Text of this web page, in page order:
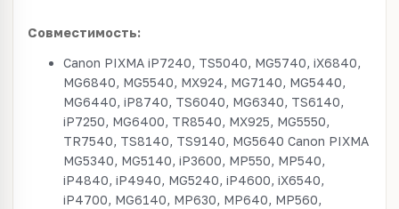
Совместимость:
Canon PIXMA iP7240, TS5040, MG5740, iX6840,
MG6840, MG5540, MX924, MG7140, MG5440,
MG6440, iP8740, TS6040, MG6340, TS6140,
iP7250, MG6400, TR8540, MX925, MG5550,
TR7540, TS8140, TS9140, MG5640 Canon PIXMA
MG5340, MG5140, iP3600, MP550, MP540,
iP4840, iP4940, MG5240, iP4600, iX6540,
iP4700, MG6140, MP630, MP640, MP560,